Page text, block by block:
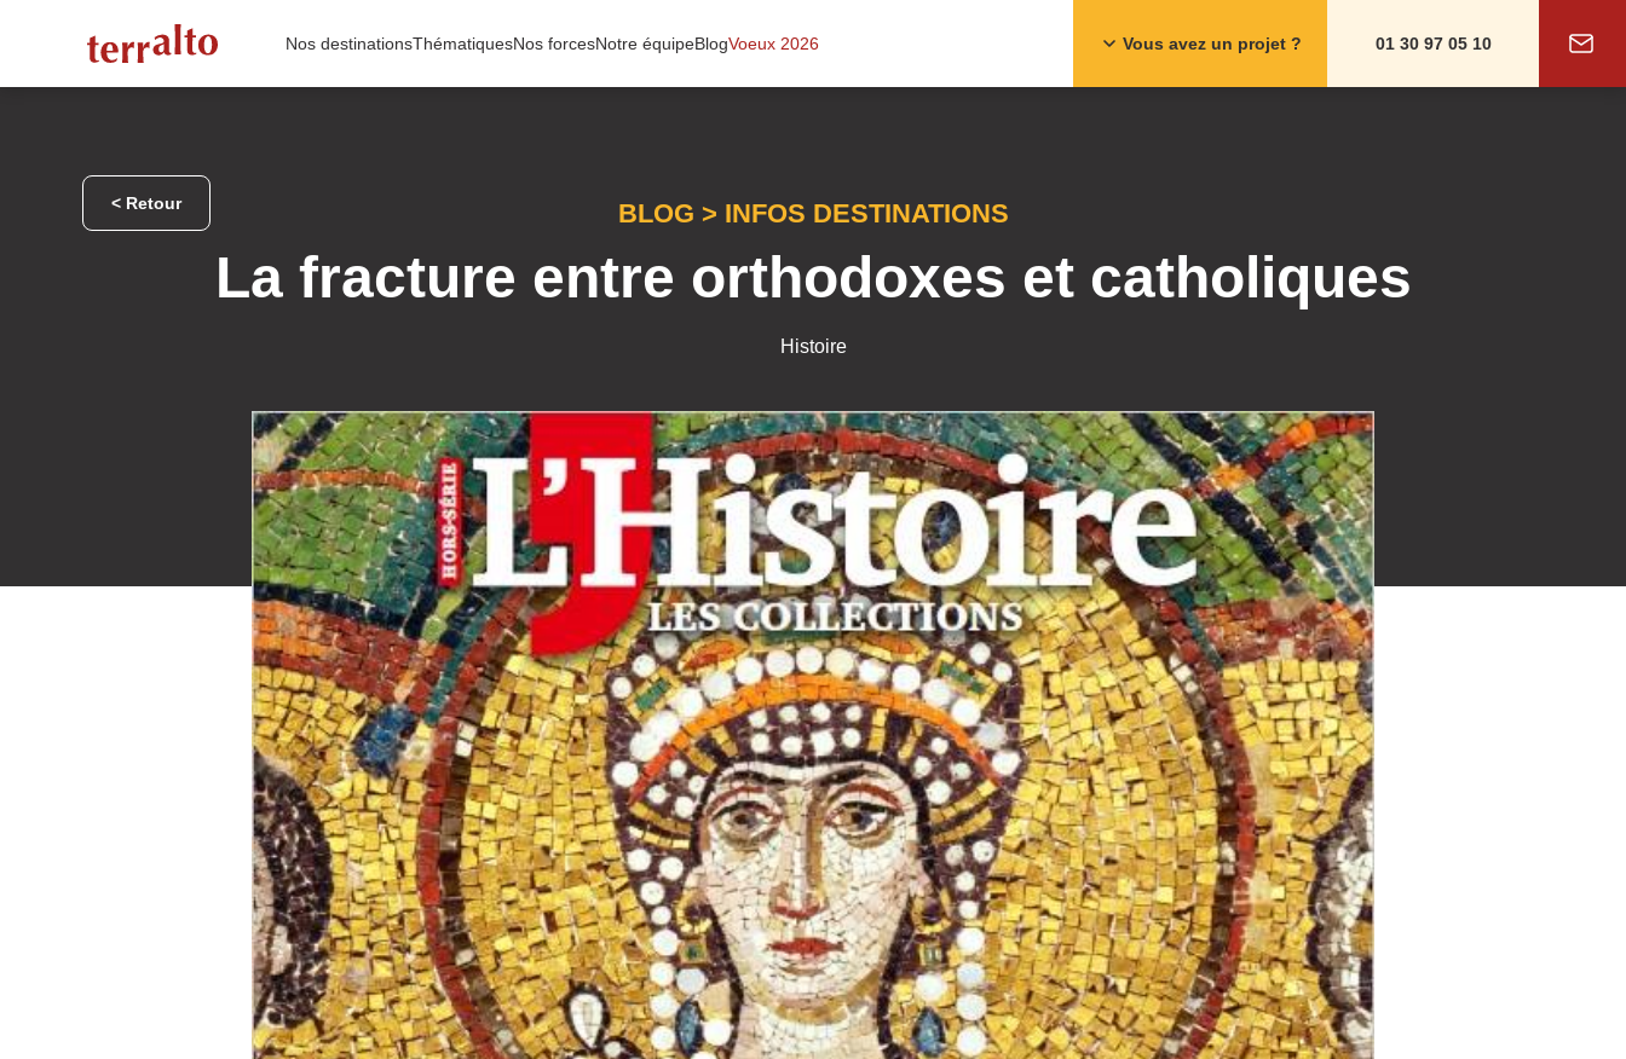
Nos destinationsThématiquesNos forcesNotre équipeBlogVoeux 2026 Vous avez un projet ? 01 30 97 05 10
< Retour BLOG > INFOS DESTINATIONS
La fracture entre orthodoxes et catholiques
Histoire